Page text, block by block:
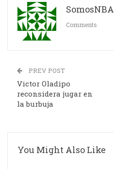
SomosNBA
Comments
PREV POST
Victor Oladipo
reconsidera jugar en
la burbuja
You Might Also Like